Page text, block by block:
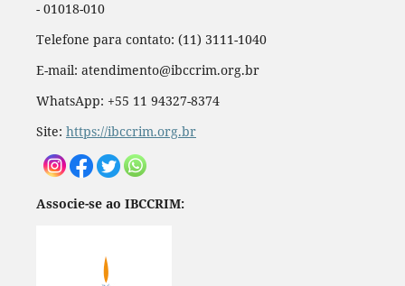
- 01018-010
Telefone para contato: (11) 3111-1040
E-mail: atendimento@ibccrim.org.br
WhatsApp: +55 11 94327-8374
Site: https://ibccrim.org.br
Associe-se ao IBCCRIM: